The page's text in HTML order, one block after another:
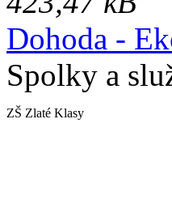
Dohoda -
Spolky a
ZŠ Zlaté Klasy